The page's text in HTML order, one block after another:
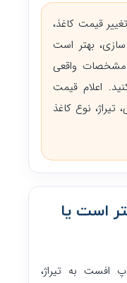
قیمت کاغذ،
بهتر است
واقعی
اعلام قیمت
نوع کاغذ
است یا
افست به تیراژ،